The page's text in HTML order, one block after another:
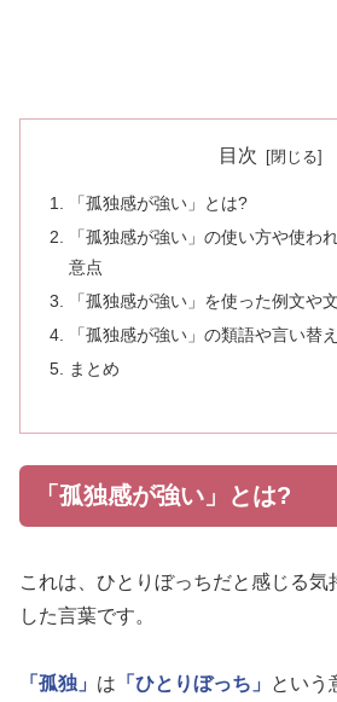
目次
「孤独感が強い」とは?
「孤独感が強い」の使い方や使わ
意点
「孤独感が強い」を使った例文や
「孤独感が強い」の類語や言い替え
まとめ
「孤独感が強い」とは?
これは、ひとりぼっちだと感じる気
した言葉です。
「孤独」 は 「ひとりぼっち」 という